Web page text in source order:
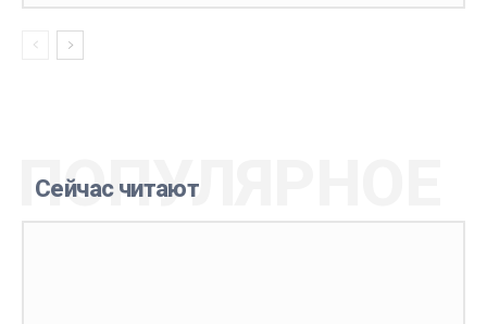
Сейчас читают
ПОПУЛЯРНОЕ